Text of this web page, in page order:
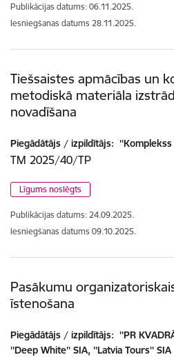
Publikācijas datums: 06.11.2025.
Iesniegšanas datums 28.11.2025.
Tiešsaistes apmācības un
metodiskā materiāla
novadīšana
Piegādātājs / izpildītājs: ''Komplekss
TM 2025/40/TP
Līgums noslēgts
Publikācijas datums: 24.09.2025.
Iesniegšanas datums 09.10.2025.
Pasākumu
īstenošana
Piegādātājs / izpildītājs: ''PR
''Deep White'' SIA, ''Latvia Tours'' SIA